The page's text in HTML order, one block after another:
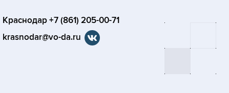
Краснодар +7 (861) 205-00-71
krasnodar@vo-da.ru